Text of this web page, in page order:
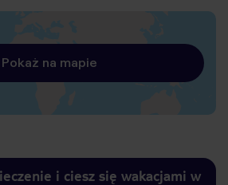
Pokaż na mapie
i ciesz się wakacjami w